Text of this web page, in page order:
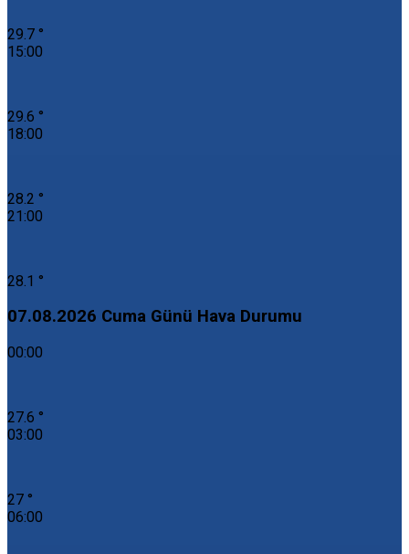
29.7 °
15:00
29.6 °
18:00
28.2 °
21:00
28.1 °
07.08.2026 Cuma Günü Hava Durumu
00:00
27.6 °
03:00
27 °
06:00